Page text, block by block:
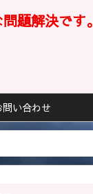
題解決です。
問い合わせ